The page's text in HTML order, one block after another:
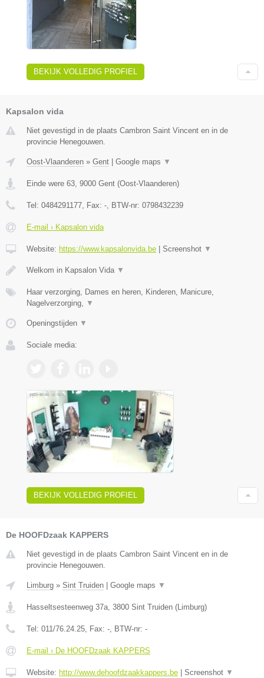
BEKIJK VOLLEDIG PROFIEL
Kapsalon vida
Niet gevestigd in de plaats Cambron Saint Vincent en in de
provincie Henegouwen.
Oost-Vlaanderen » Gent Google maps ▼
Einde were 63, 9000 Gent (Oost-Vlaanderen)
Tel: 0484291177, Fax: -, BTW-nr: 0798432239
E-mail › Kapsalon vida
Website: https://www.kapsalonvida.be Screenshot ▼
Welkom in Kapsalon Vida ▼
Haar verzorging, Dames en heren, Kinderen, Manicure,
Nagelverzorging, ▼
Openingstijden ▼
Sociale media:
BEKIJK VOLLEDIG PROFIEL
De HOOFDzaak KAPPERS
Niet gevestigd in de plaats Cambron Saint Vincent en in de
provincie Henegouwen.
Limburg » Sint Truiden Google maps ▼
Hasseltsesteenweg 37a, 3800 Sint Truiden (Limburg)
Tel: 011/76.24.25, Fax: -, BTW-nr: -
E-mail › De HOOFDzaak KAPPERS
Website: http://www.dehoofdzaakkappers.be Screenshot ▼